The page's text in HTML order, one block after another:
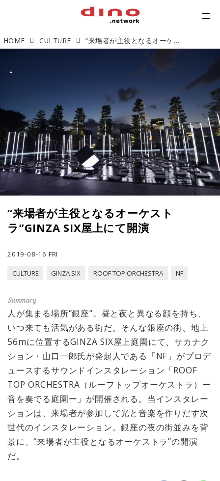
HOME CULTURE “来場者が主役となるオーケストラ”GINZA SIX屋上にて開演
“来場者が主役となるオーケスト
ラ”GINZA SIX屋上にて開演
2019-08-16 FRI
CULTURE GINZA SIX ROOF TOP ORCHESTRA NF
人が集まる場所“銀座”。昼と夜と異なる顔を持ち、
いつ来ても活気がある街だ。そんな銀座の街、地上
56mに位置するGINZA SIX屋上庭園にて、サカナク
ション・山口一郎氏が発起人である「NF」がプロデ
ュースするサウンドインスタレーション「ROOF
TOP ORCHESTRA（ルーフトップオーケストラ）ー
音を奏でる庭園ー」が開催される。当インスタレー
ションは、来場者が参加して光と音楽を作りだす次
世代のインスタレーション。銀座の夜の街並みを背
景に、“来場者が主役となるオーケストラ”の開演
だ。